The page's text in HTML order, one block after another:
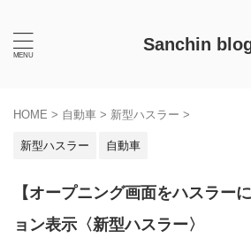
Sanchin
HOME > 自動車 > 新型ハスラー >
新型ハスラー 自動車
【オープニング画面をハスラー
ョン表示〈新型ハスラー〉